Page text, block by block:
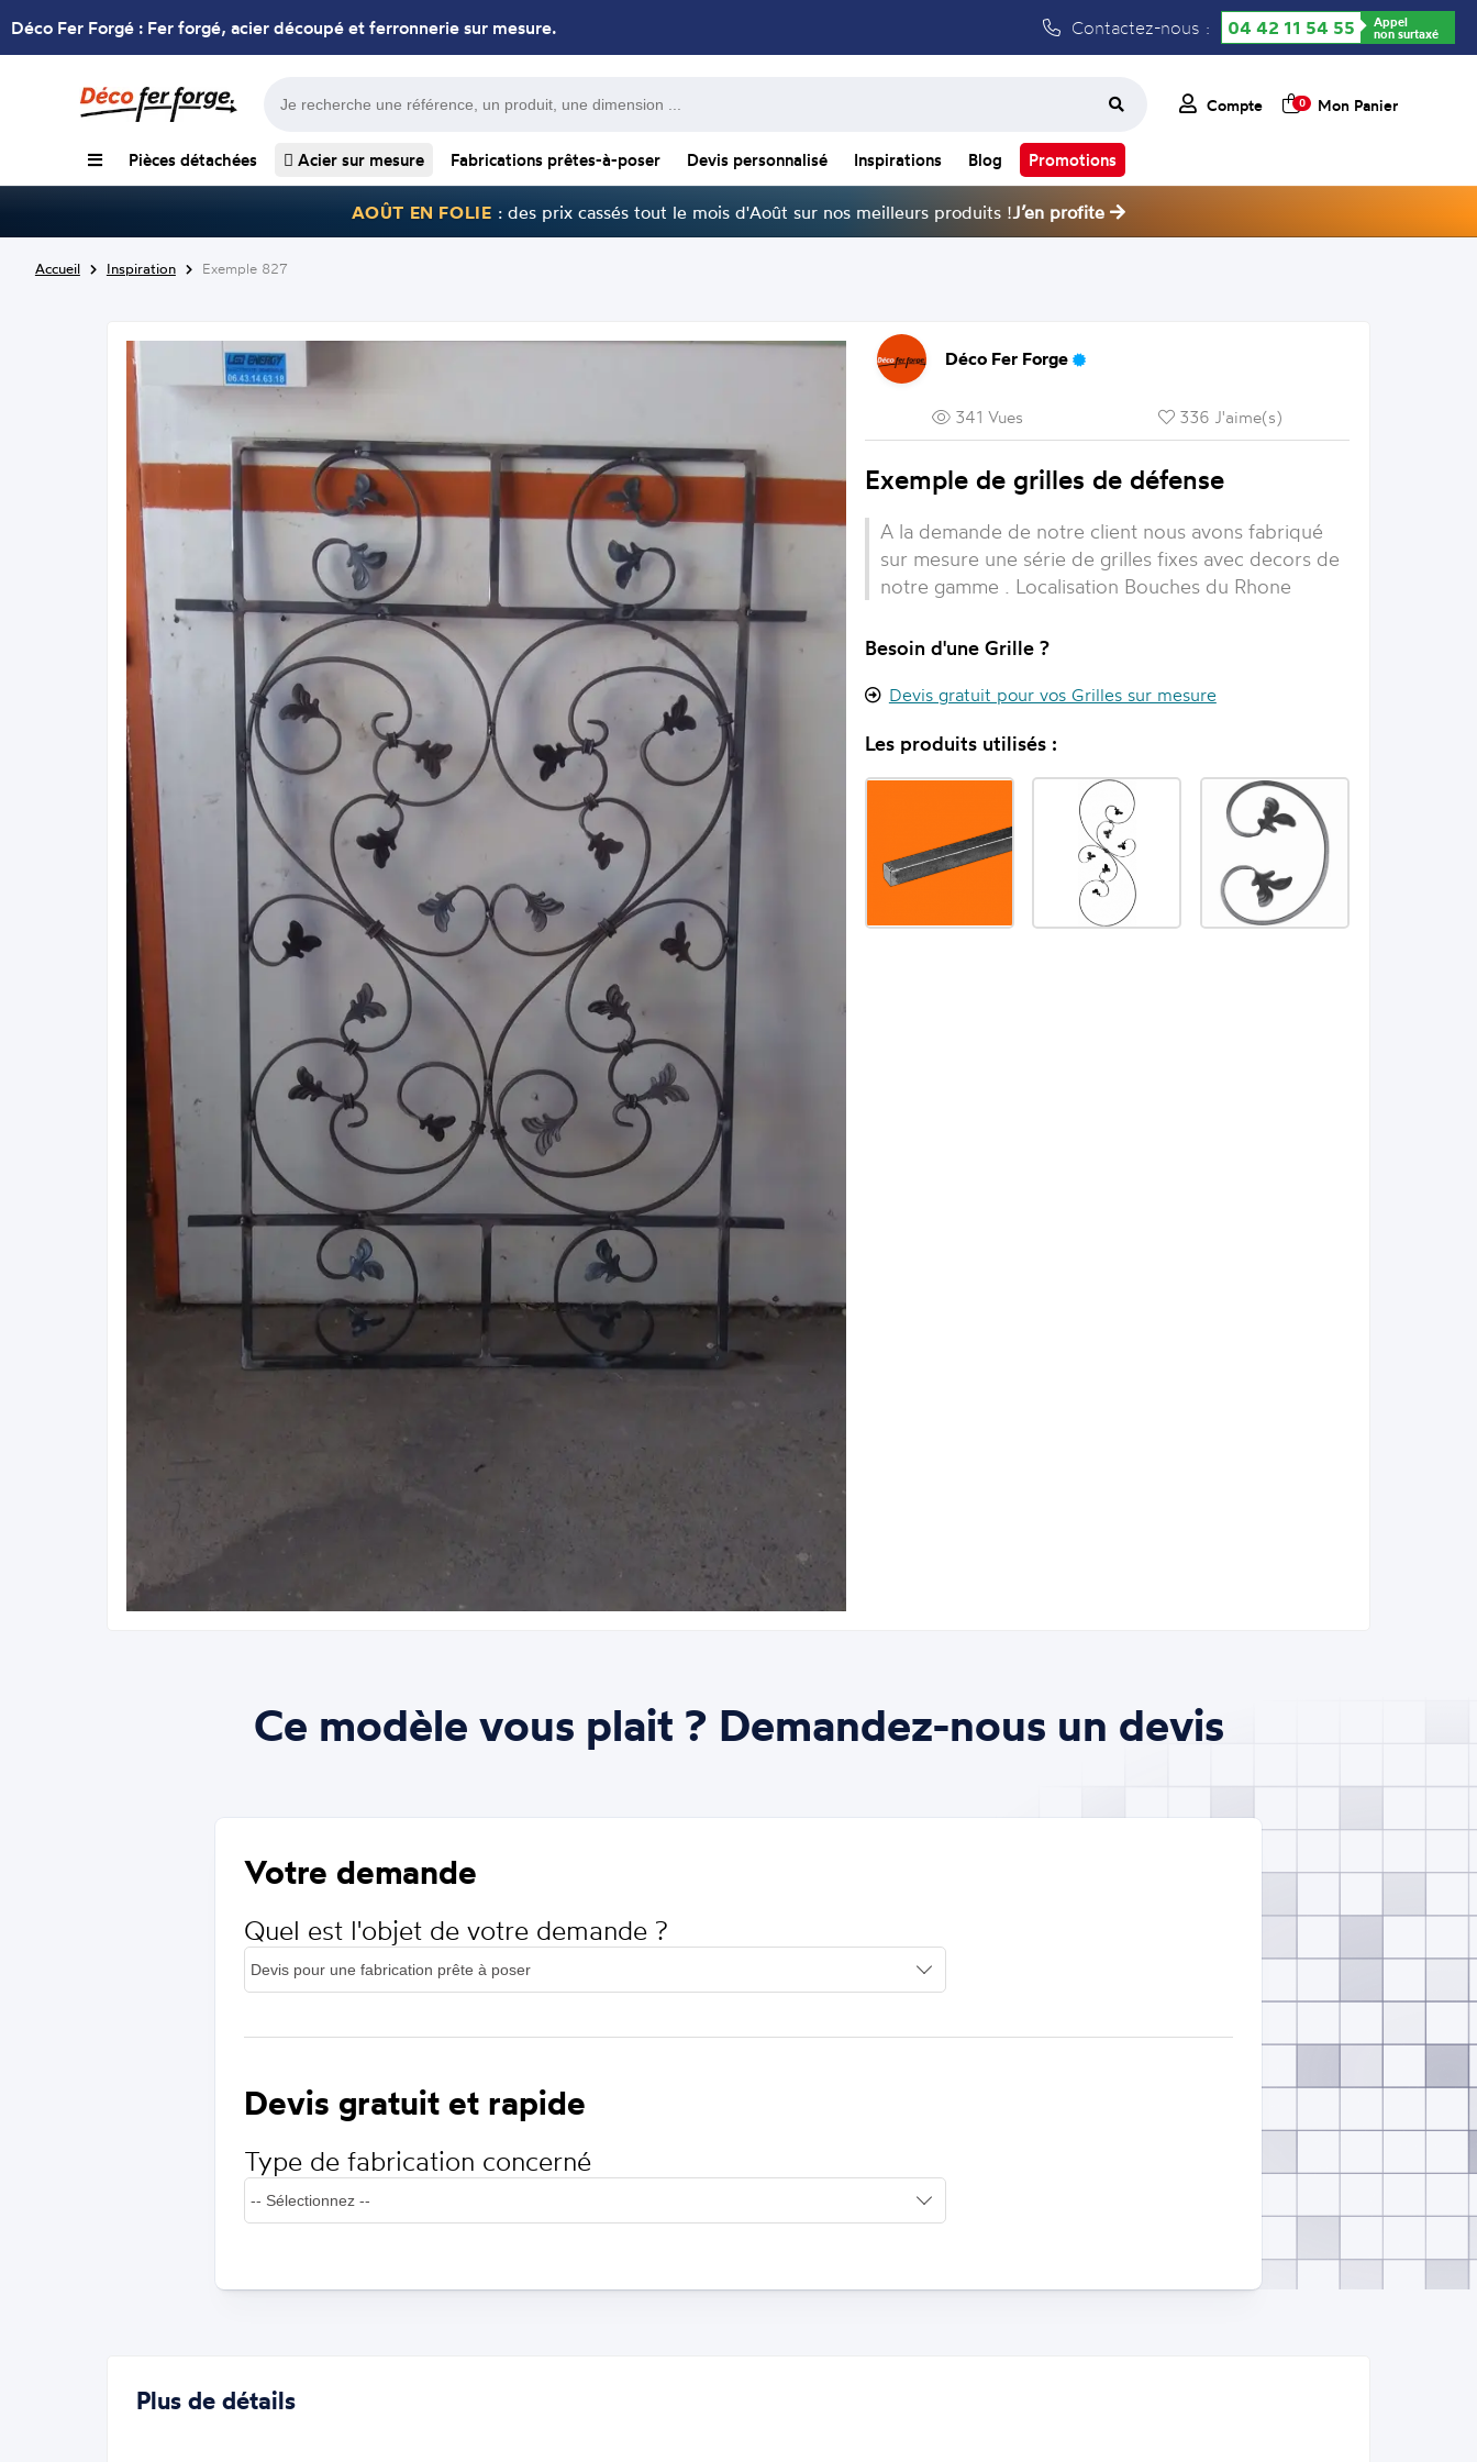
Déco Fer Forgé : Fer forgé, acier découpé et ferronnerie sur mesure. Contactez-nous : 04 42 11 54 55 Appel
non surtaxé
Compte 0 Mon Panier
Pièces détachées Acier sur mesure Fabrications prêtes-à-poser Devis personnalisé Inspirations Blog Promotions
AOÛT EN FOLIE : des prix cassés tout le mois d'Août sur nos meilleurs produits !J’en profite
Accueil Inspiration Exemple 827
Déco Fer Forge
341 Vues 336 J'aime(s)
Exemple de grilles de défense
A la demande de notre client nous avons fabriqué
sur mesure une série de grilles fixes avec decors de
notre gamme . Localisation Bouches du Rhone
Besoin d'une Grille ?
Devis gratuit pour vos Grilles sur mesure
Les produits utilisés :
Ce modèle vous plait ? Demandez-nous un devis
Votre demande
Quel est l'objet de votre demande ?
Devis gratuit et rapide
Type de fabrication concerné
Plus de détails